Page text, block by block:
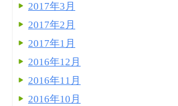
2017年3月
2017年2月
2017年1月
2016年12月
2016年11月
2016年10月